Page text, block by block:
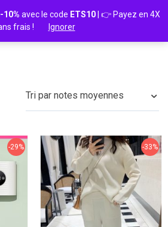
Tri par notes moyennes
-29% -33%
-10% avec le code ETS10 | 👉 Payez en 4X
frais !
Ignorer